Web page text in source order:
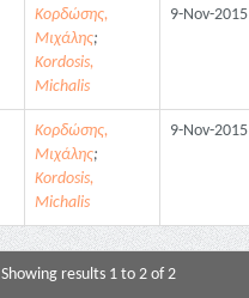
Κορδώσης,
Μιχάλης;
Kordosis,
Michalis
9-Nov-2015
Κορδώσης,
Μιχάλης;
Kordosis,
Michalis
9-Nov-2015
Showing results 1 to 2 of 2